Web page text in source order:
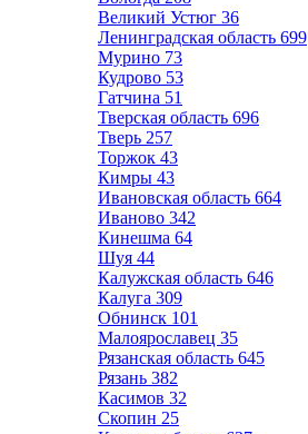
Великий Устюг 36
Ленинградская область 699
Мурино 73
Кудрово 53
Гатчина 51
Тверская область 696
Тверь 257
Торжок 43
Кимры 43
Ивановская область 664
Иваново 342
Кинешма 64
Шуя 44
Калужская область 646
Калуга 309
Обнинск 101
Малоярославец 35
Рязанская область 645
Рязань 382
Касимов 32
Скопин 25